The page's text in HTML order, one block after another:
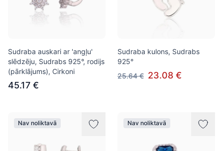
Sudraba auskari ar 'angļu'
slēdzēju, Sudrabs 925°, rodijs
(pārklājums), Cirkoni
45.17 €
Sudraba kulons, Sudrabs
925°
25.64 € 23.08 €
Nav noliktavā Nav noliktavā